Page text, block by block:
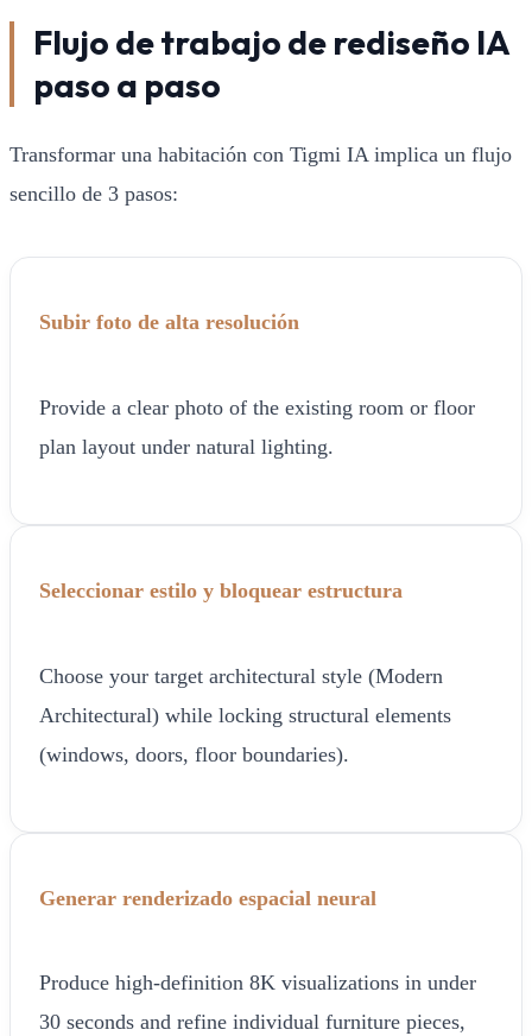
Flujo de trabajo de rediseño IA
paso a paso
Transformar una habitación con Tigmi IA implica un flujo
sencillo de 3 pasos:
Subir foto de alta resolución
Provide a clear photo of the existing room or floor
plan layout under natural lighting.
Seleccionar estilo y bloquear estructura
Choose your target architectural style (Modern
Architectural) while locking structural elements
(windows, doors, floor boundaries).
Generar renderizado espacial neural
Produce high-definition 8K visualizations in under
30 seconds and refine individual furniture pieces,